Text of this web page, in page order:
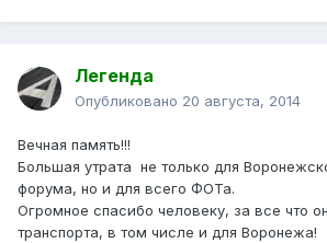
Легенда
Опубликовано 20 августа, 2014
Вечная память!!!
Большая утрата не только для
форума, но и для всего ФОТа.
Огромное спасибо человеку, за все что
транспорта, в том числе и для Воронежа!